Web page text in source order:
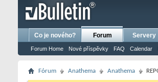
Co je nového? Forum
Forum Home Nové příspěvky FAQ Calendar
Servery
Fórum Anathema Anathema